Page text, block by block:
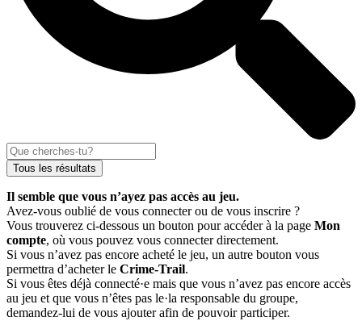
Tous les résultats
Il semble que vous n’ayez pas accès au jeu.
Avez-vous oublié de vous connecter ou de vous inscrire ?
Vous trouverez ci-dessous un bouton pour accéder à la page Mon
compte, où vous pouvez vous connecter directement.
Si vous n’avez pas encore acheté le jeu, un autre bouton vous
permettra d’acheter le Crime-Trail.
Si vous êtes déjà connecté·e mais que vous n’avez pas encore accès
au jeu et que vous n’êtes pas le·la responsable du groupe,
demandez-lui de vous ajouter afin de pouvoir participer.